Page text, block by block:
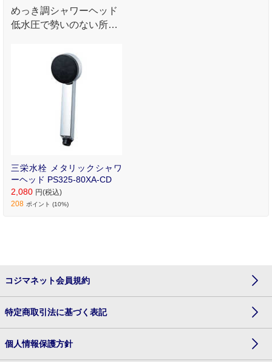
めっき調シャワーヘッド
低水圧で勢いのない所で
りやすいスクエアタイプ
のグリップ形状 外してお
手入れできるシャワー板
三栄水栓 メタリックシャワ
ーヘッド PS325-80XA-CD
2,080 円(税込)
208 ポイント (10%)
コジマネット会員規約
特定商取引法に基づく表記
個人情報保護方針